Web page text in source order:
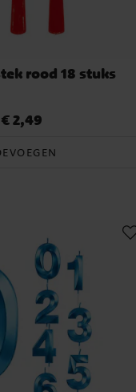
rood 18 stuks
:€ 2,49
€ 2,49